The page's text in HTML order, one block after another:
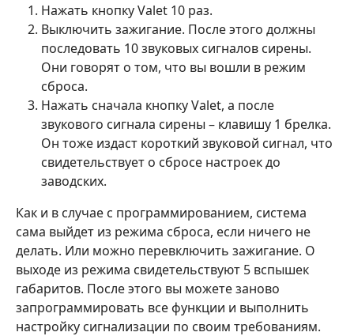
Нажать кнопку Valet 10 раз.
Выключить зажигание. После этого должны
последовать 10 звуковых сигналов сирены.
Они говорят о том, что вы вошли в режим
сброса.
Нажать сначала кнопку Valet, а после
звукового сигнала сирены – клавишу 1 брелка.
Он тоже издаст короткий звуковой сигнал, что
свидетельствует о сбросе настроек до
заводских.
Как и в случае с программированием, система
сама выйдет из режима сброса, если ничего не
делать. Или можно перевключить зажигание. О
выходе из режима свидетельствуют 5 вспышек
габаритов. После этого вы можете заново
запрограммировать все функции и выполнить
настройку сигнализации по своим требованиям.